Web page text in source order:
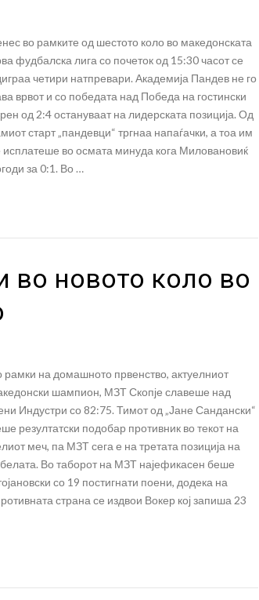
во рамките од шестото коло во македонската
фудбалска лига со почеток од 15:30 часот се
четири натпревари. Академија Пандев не го
врвот и со победата над Победа на гостински
од 2:4 остануваат на лидерската позиција. Од
старт „пандевци“ тргнаа напаѓачки, а тоа им
исплатеше во осмата минуда кога Миловановиќ
за 0:1. Во …
новото коло во
рамки на домашното првенство, актуелниот
шампион, МЗТ Скопје славеше над
Индустри со 82:75. Тимот од „Јане Сандански“
резултатски подобар противник во текот на
меч, па МЗТ сега е на третата позиција на
Во таборот на МЗТ најефикасен беше
со 19 постигнати поени, додека на
страна се издвои Вокер кој запиша 23